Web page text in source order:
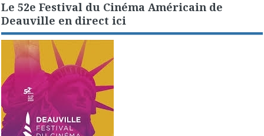
Le 52e Festival du Cinéma Américain de
Deauville en direct ici